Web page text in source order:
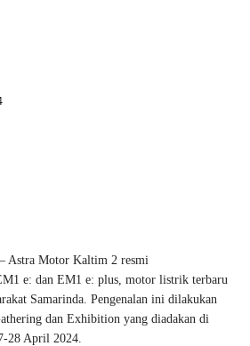
– Astra Motor Kaltim 2 resmi
e: dan EM1 e: plus, motor listrik terbaru
Samarinda. Pengenalan ini dilakukan
dan Exhibition yang diadakan di
28 April 2024.